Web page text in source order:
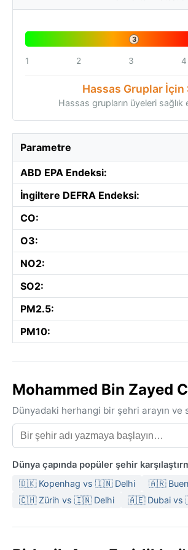
3
1 2 3 4
Hassas Gruplar İçin
Hassas grupların üyeleri
Parametre
ABD EPA Endeksi:
İngiltere DEFRA Endeksi:
CO:
O3:
NO2:
SO2:
PM2.5:
PM10:
Mohammed Bin Zayed
Dünyadaki herhangi bir şehri arayın ve
Dünya çapında popüler şehir
🇩🇰 Kopenhag vs 🇮🇳 Delhi 🇦🇷
🇨🇭 Zürih vs 🇮🇳 Delhi
🇦🇪 Dubai vs